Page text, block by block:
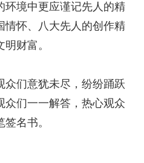
环境中更应谨记先人的精
情怀、八大先人的创作精
财富。
众们意犹未尽，纷纷踊跃
众们一一解答，热心观众
名书。